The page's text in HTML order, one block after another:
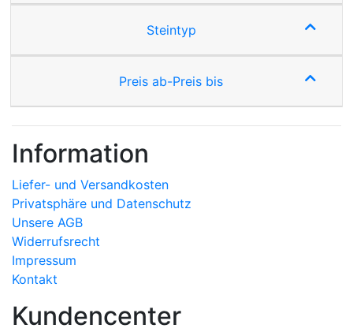
Steintyp
Preis ab-Preis bis
Information
Liefer- und Versandkosten
Privatsphäre und Datenschutz
Unsere AGB
Widerrufsrecht
Impressum
Kontakt
Kundencenter